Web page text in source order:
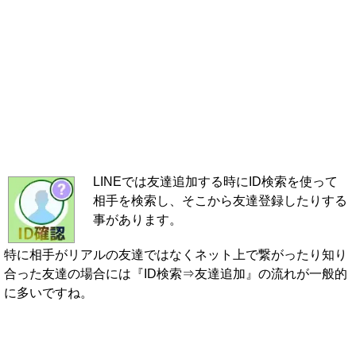
LINEでは友達追加する時にID検索を使って
相手を検索し、そこから友達登録したりする
事があります。
特に相手がリアルの友達ではなくネット上で繋がったり知り
合った友達の場合には『ID検索⇒友達追加』の流れが一般的
に多いですね。